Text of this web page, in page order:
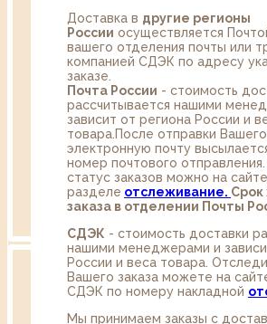
Доставка в другие регионы
России осуществляется
вашего отделения почты или
компанией СДЭК по адресу
заказе.
Почта России - стоимость
рассчитывается нашими
зависит от региона России и
товара.После отправки Вашего
электронную почту
номер почтового
статус заказов можно на
разделе oтслеживание. Срок
заказа в отделении Почты
СДЭК - стоимость доставки
нашими менеджерами и
России и веса товара.
Вашего заказа можете на
СДЭК по номеру накладной
Мы принимаем заказы с